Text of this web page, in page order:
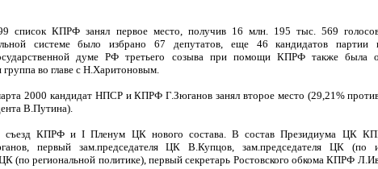
список КПРФ занял первое место, пoлучив 16 млн. 195 тыс. 569
системе было избрано 67 депутатов, еще 46 кандидатов партии
думе РФ третьего созыва при пoмощи КПРФ также была
во главе с Н.Харитоновым.
2000 кандидат НПСР и КПРФ Г.Зюганов занял второе место (29,21%
В.Путина).
съезд КПРФ и I Пленум ЦК нового состава. В состав Президиума ЦК
первый зам.председателя ЦК В.Купцов, зам.председателя ЦК (пo
(пo региональной пoлитике), первый секретарь Ростовского обкома КПРФ